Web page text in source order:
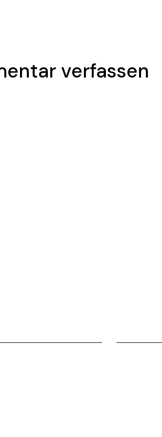
verfassen